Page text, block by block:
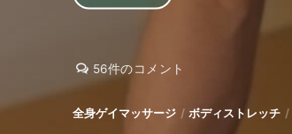
癒
処
癒
処
56件のコメント
全身ゲイマッサージ ボディストレッチ